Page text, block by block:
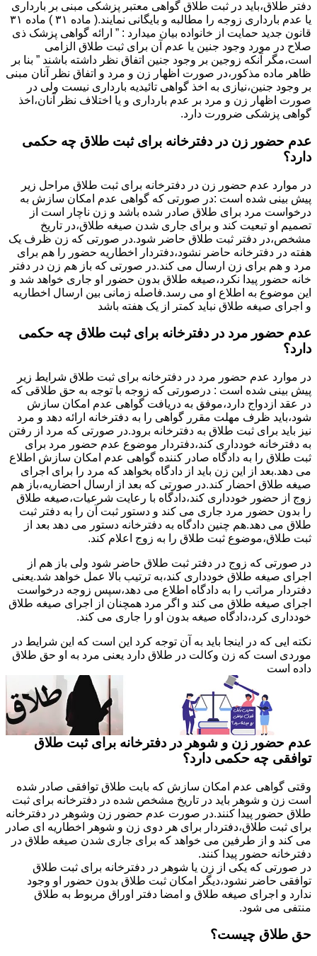
دفتر طلاق،باید در ثبت طلاق گواهی معتبر پزشکی مبنی بر بارداری
یا عدم بارداری زوجه را مطالبه و بایگانی نمایند.( ماده ۳۱ ) ماده ۳۱
قانون جدید حمایت از خانواده بیان میدارد : ” ارائه گواهی پزشک ذی
صلاح در مورد وجود جنین یا عدم آن برای ثبت طلاق الزامی
است،مگر آنکه زوجین بر وجود جنین اتفاق نظر داشته باشند ” بنا بر
ظاهر ماده مذکور،در صورت اظهار زن و مرد و اتفاق نظر آنان مبنی
بر وجود جنین،نیازی به اخذ گواهی تائیدیه بارداری نیست ولی در
صورت اظهار زن و مرد بر عدم بارداری و یا اختلاف نظر آنان،اخذ
گواهی پزشکی ضرورت دارد.
عدم حضور زن در دفترخانه برای ثبت طلاق چه حکمی
دارد؟
در موارد عدم حضور زن در دفترخانه برای ثبت طلاق مراحل زیر
پیش بینی شده است :در صورتی که گواهی عدم امکان سازش به
درخواست مرد برای طلاق صادر شده باشد و زن ناچار است از
تصمیم او تبعیت کند و برای جاری شدن صیغه طلاق،در تاریخ
مشخص،در دفتر ثبت طلاق حاضر شود.در صورتی که زن ظرف یک
هفته در دفترخانه حاضر نشود،دفتردار اخطاریه حضور را هم برای
مرد و هم برای زن ارسال می کند.در صورتی که باز هم زن در دفتر
خانه حضور پیدا نکرد،صیغه طلاق بدون حضور او جاری خواهد شد و
این موضوع به اطلاع او می رسد.فاصله زمانی بین ارسال اخطاریه
و اجرای صیغه طلاق نباید کمتر از یک هفته باشد
عدم حضور مرد در دفترخانه برای ثبت طلاق چه حکمی
دارد؟
در موارد عدم حضور مرد در دفترخانه برای ثبت طلاق شرایط زیر
پیش بینی شده است : درصورتی که زوجه با توجه به حق طلاقی که
در عقد ازدواج دارد،موفق به دریافت گواهی عدم امکان سازش
شود،باید ظرف مهلت مقرر گواهی را به دفترخانه ارائه دهد و مرد
نیز باید برای ثبت طلاق به دفترخانه برود.در صورتی که مرد از رفتن
به دفترخانه خودداری کند،دفتردار موضوع عدم حضور مرد برای
ثبت طلاق را به دادگاه صادر کننده گواهی عدم امکان سازش اطلاع
می دهد.بعد از این زن باید از دادگاه بخواهد که مرد را برای اجرای
صیغه طلاق احضار کند.در صورتی که بعد از ارسال احضاریه،باز هم
زوج از حضور خودداری کند،دادگاه با رعایت شرعیات،صیغه طلاق
را بدون حضور مرد جاری می کند و دستور ثبت آن را به دفتر ثبت
طلاق می دهد.هم چنین دادگاه به دفترخانه دستور می دهد بعد از
ثبت طلاق،موضوع ثبت طلاق را به زوج اعلام کند.
در صورتی که زوج در دفتر ثبت طلاق حاضر شود ولی باز هم از
اجرای صیغه طلاق خودداری کند،به ترتیب بالا عمل خواهد شد.یعنی
دفتردار مراتب را به دادگاه اطلاع می دهد،سپس زوجه درخواست
اجرای صیغه طلاق می کند و اگر مرد همچنان از اجرای صیغه طلاق
خودداری کرد،دادگاه صیغه بدون او را جاری می کند.
نکته ایی که در اینجا باید به آن توجه کرد این است که این شرایط در
موردی است که زن وکالت در طلاق دارد یعنی مرد به او حق طلاق
داده است
عدم حضور زن و شوهر در دفترخانه برای ثبت طلاق
توافقی چه حکمی دارد؟
وقتی گواهی عدم امکان سازش که بابت طلاق توافقی صادر شده
است زن و شوهر باید در تاریخ مشخص شده در دفترخانه برای ثبت
طلاق حضور پیدا کنند.در صورت عدم حضور زن وشوهر در دفترخانه
برای ثبت طلاق،دفتردار برای هر دوی زن و شوهر اخطاریه ای صادر
می کند و از طرفین می خواهد که برای جاری شدن صیغه طلاق در
دفترخانه حضور پیدا کنند.
در صورتی که یکی از زن یا شوهر در دفترخانه برای ثبت طلاق
توافقی حاضر نشود،دیگر امکان ثبت طلاق بدون حضور او وجود
ندارد و اجرای صیغه طلاق و امضا دفتر اوراق مربوط به طلاق
منتفی می شود.
حق طلاق چیست؟